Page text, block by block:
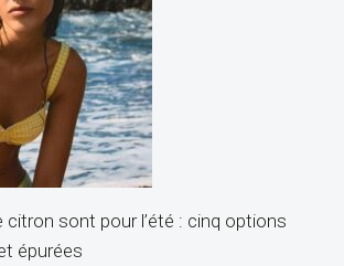
citron sont pour l’été : cinq options
épurées